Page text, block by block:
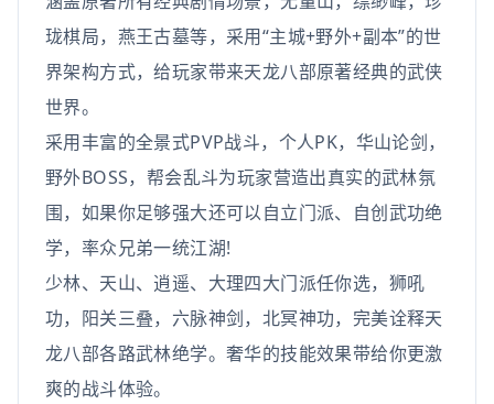
珑棋局，燕王古墓等，采用“主城+野外+副本”的世
界架构方式，给玩家带来天龙八部原著经典的武侠
世界。
采用丰富的全景式PVP战斗，个人PK，华山论剑，
野外BOSS，帮会乱斗为玩家营造出真实的武林氛
围，如果你足够强大还可以自立门派、自创武功绝
学，率众兄弟一统江湖!
少林、天山、逍遥、大理四大门派任你选，狮吼
功，阳关三叠，六脉神剑，北冥神功，完美诠释天
龙八部各路武林绝学。奢华的技能效果带给你更激
爽的战斗体验。